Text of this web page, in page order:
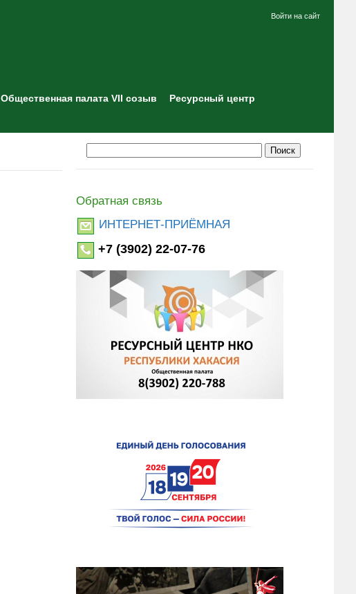
Войти на сайт
Общественная палата VII созыв
Ресурсный центр
Обратная связь
ИНТЕРНЕТ-ПРИЁМНАЯ
+7 (3902) 22-07-76